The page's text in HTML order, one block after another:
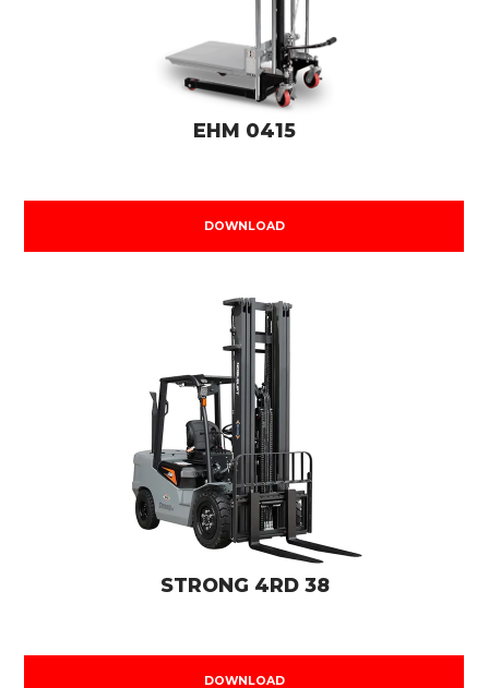
EHM 0415
DOWNLOAD
STRONG 4RD 38
DOWNLOAD